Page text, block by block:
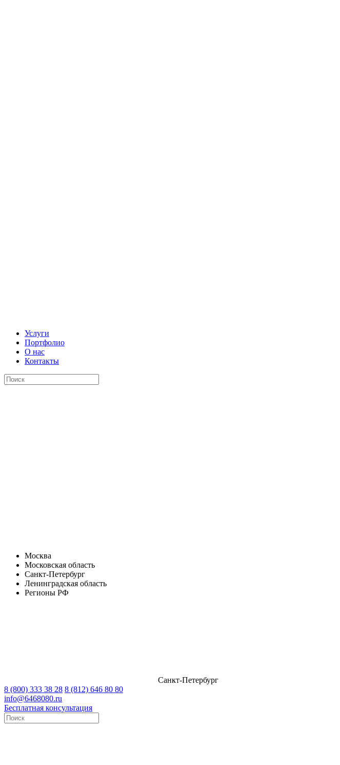
Услуги
Портфолио
О нас
Контакты
Москва
Московская область
Санкт-Петербург
Ленинградская область
Регионы РФ
Санкт-Петербург
8 (800) 333 38 28 8 (812) 646 80 80
info@6468080.ru
Бесплатная консультация